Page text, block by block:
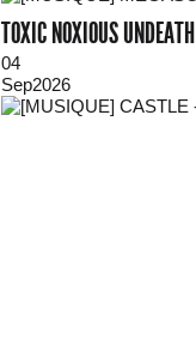
TOXIC NOXIOUS UNDEATH
04
Sep2026